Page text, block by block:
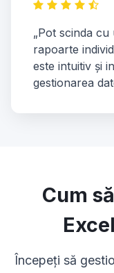
„Pot scinda
rapoarte
este intuitiv și
gestionarea
Cum
Începeți să